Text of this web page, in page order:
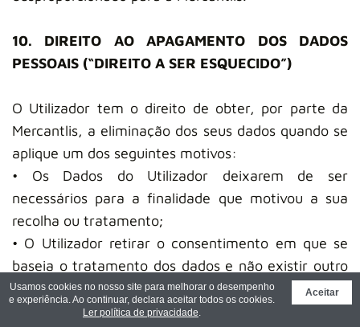
Usamos cookies no nosso site para melhorar o desempenho
e experiência. Ao continuar, declara aceitar todos os cookies.
Ler política de privacidade.
Aceitar
10. DIREITO AO APAGAMENTO DOS DADOS
PESSOAIS (“DIREITO A SER ESQUECIDO”)
O Utilizador tem o direito de obter, por parte da
Mercantlis, a eliminação dos seus dados quando se
aplique um dos seguintes motivos:
• Os Dados do Utilizador deixarem de ser
necessários para a finalidade que motivou a sua
recolha ou tratamento;
• O Utilizador retirar o consentimento em que se
baseia o tratamento dos dados e não existir outro
fundamento jurídico para o referido tratamento;
• O Utilizador opor-se ao tratamento ao abrigo do